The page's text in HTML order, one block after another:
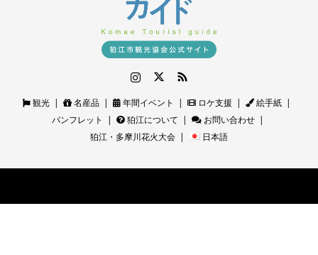
観光 名産品 年間イベント ロケ支援
絵手紙
パンフレット
狛江について
お問い合わせ
狛江・多摩川花火大会
日本語